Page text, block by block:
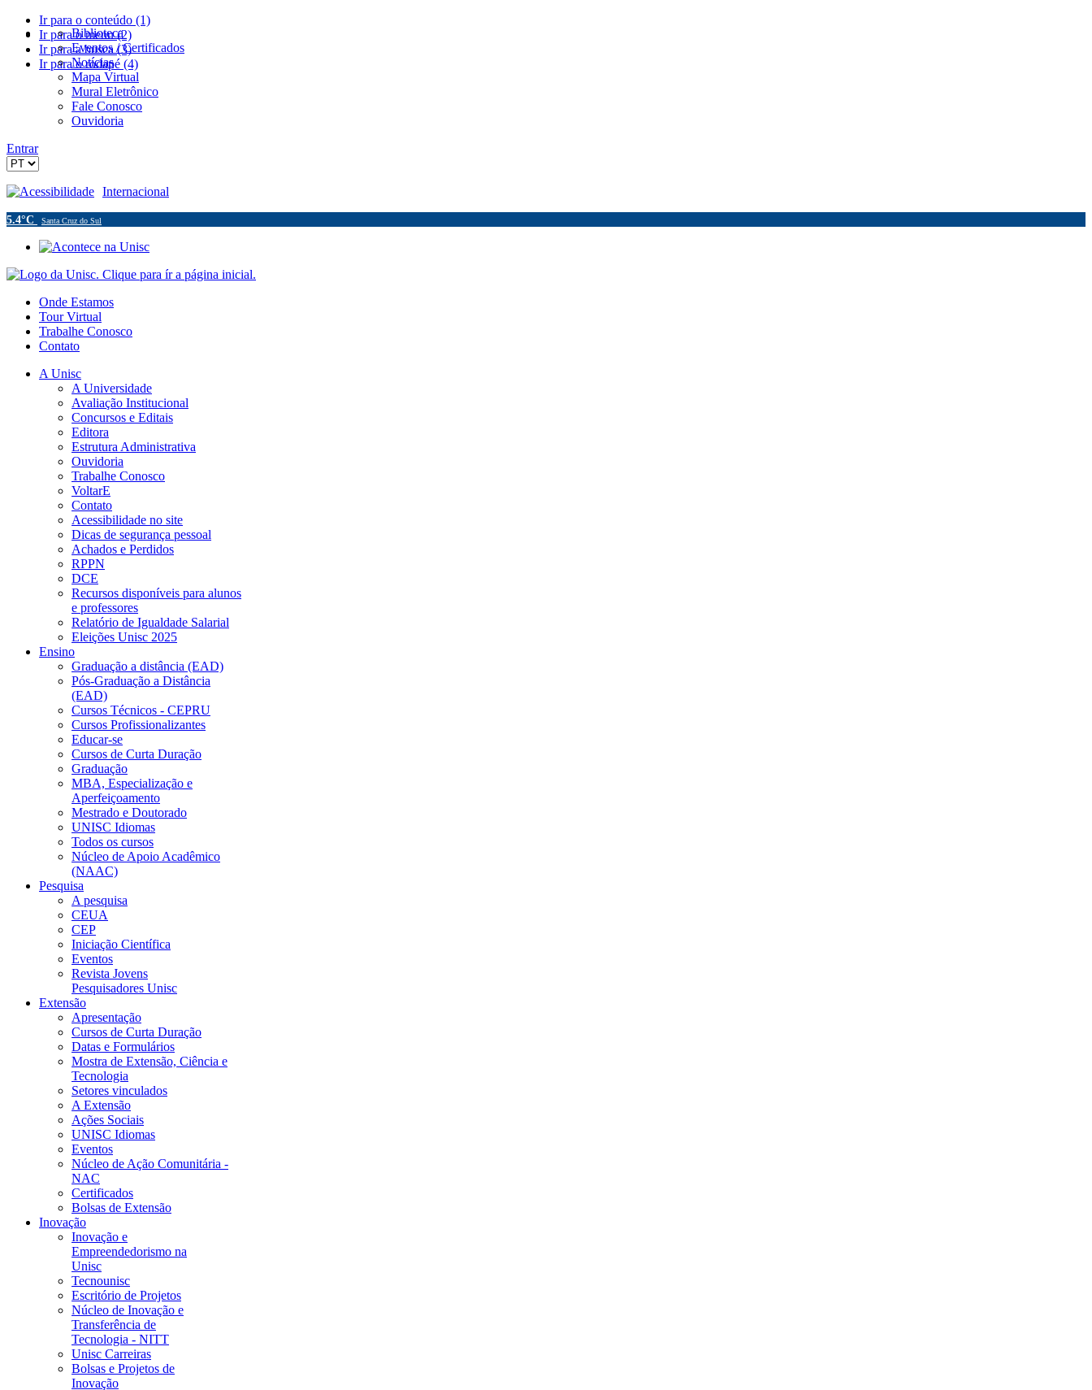
Ir para o conteúdo (1)
Ir para o menu (2)
Ir para a busca (3)
Ir para o rodapé (4)
Biblioteca
Eventos / Certificados
Notícias
Mapa Virtual
Mural Eletrônico
Fale Conosco
Ouvidoria
Entrar
Acessibilidade Internacional
5.4°C Santa Cruz do Sul
Onde Estamos
Tour Virtual
Trabalhe Conosco
Contato
A Unisc
A Universidade
Avaliação Institucional
Concursos e Editais
Editora
Estrutura Administrativa
Ouvidoria
Trabalhe Conosco
VoltarE
Contato
Acessibilidade no site
Dicas de segurança pessoal
Achados e Perdidos
RPPN
DCE
Recursos disponíveis para alunos
e professores
Relatório de Igualdade Salarial
Eleições Unisc 2025
Ensino
Graduação a distância (EAD)
Pós-Graduação a Distância
(EAD)
Cursos Técnicos - CEPRU
Cursos Profissionalizantes
Educar-se
Cursos de Curta Duração
Graduação
MBA, Especialização e
Aperfeiçoamento
Mestrado e Doutorado
UNISC Idiomas
Todos os cursos
Núcleo de Apoio Acadêmico
(NAAC)
Pesquisa
A pesquisa
CEUA
CEP
Iniciação Científica
Eventos
Revista Jovens
Pesquisadores Unisc
Extensão
Apresentação
Cursos de Curta Duração
Datas e Formulários
Mostra de Extensão, Ciência e
Tecnologia
Setores vinculados
A Extensão
Ações Sociais
UNISC Idiomas
Eventos
Núcleo de Ação Comunitária -
NAC
Certificados
Bolsas de Extensão
Inovação
Inovação e
Empreendedorismo na
Unisc
Tecnounisc
Escritório de Projetos
Núcleo de Inovação e
Transferência de
Tecnologia - NITT
Unisc Carreiras
Bolsas e Projetos de
Inovação